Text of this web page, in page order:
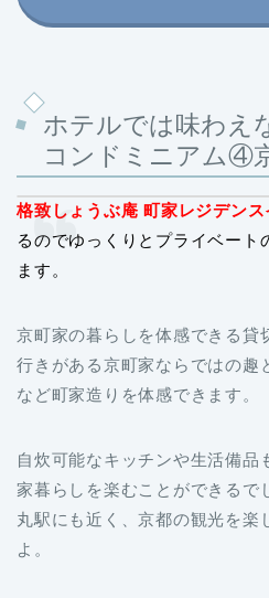
ホテルでは味わえ
コンドミニアム④
格致しょうぶ庵 町家レジデンス
るのでゆっくりとプライベート
ます。
京町家の暮らしを体感できる貸
行きがある京町家ならではの趣
など町家造りを体感できます。
自炊可能なキッチンや生活備品
家暮らしを楽むことができるで
丸駅にも近く、京都の観光を楽
よ。